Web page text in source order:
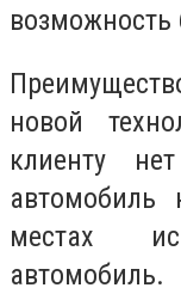
новой
клиенту
местах
автомобиль.